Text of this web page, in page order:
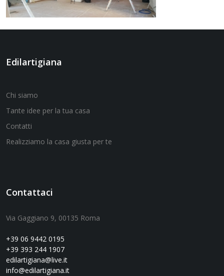
Edilartigiana
Chi siamo
Tante idee per la tua casa
Contatti
Realizziamo la casa giusta per te
Contattaci
Via Gaggiano 9, 00135 Roma
+39 06 9442 0195
+39 393 244 1907
edilartigiana@live.it
info@edilartigiana.it